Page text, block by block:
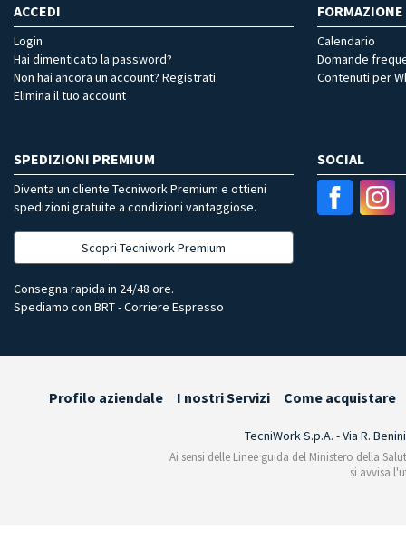
ACCEDI
Login
Hai dimenticato la password?
Non hai ancora un account? Registrati
Elimina il tuo account
FORMAZIONE
Calendario
Domande
Contenuti per
SPEDIZIONI PREMIUM
Diventa un cliente Tecniwork Premium e ottieni
spedizioni gratuite a condizioni vantaggiose.
Scopri Tecniwork Premium
Consegna rapida in 24/48 ore.
Spediamo con BRT - Corriere Espresso
SOCIAL
Profilo aziendale I nostri Servizi Come acquistare
TecniWork S.p.A. - Via R.
Ai sensi delle Linee guida del Ministero della
si avvisa